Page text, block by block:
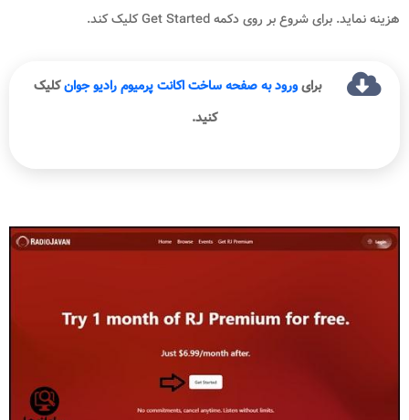
هزینه نماید. برای شروع بر روی دکمه Get Started کلیک کند.
برایورود به صفحه ساخت اکانت پرمیوم رادیو جوانکلیک
کنید.